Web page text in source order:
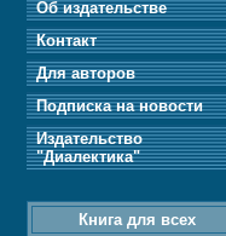
Об издательстве
Контакт
Для авторов
Подписка на новости
Издательство
"Диалектика"
Книга для всех